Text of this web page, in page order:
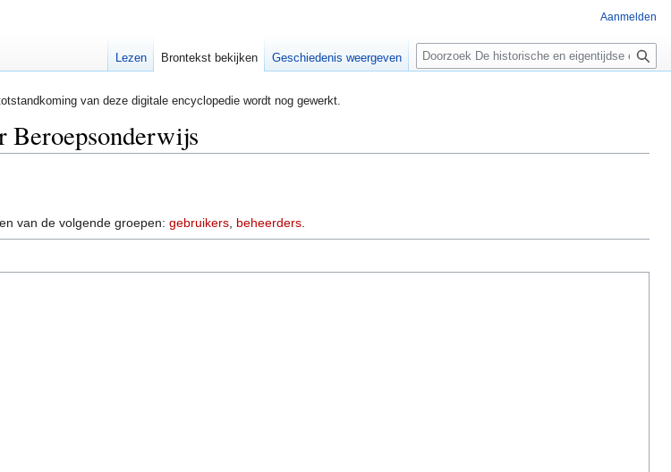
van deze digitale encyclopedie wordt nog gewerkt.
Beroepsonderwijs
van de volgende groepen: gebruikers, beheerders.
Aanmelden
Lezen Brontekst bekijken Geschiedenis weergeven
Zoeken